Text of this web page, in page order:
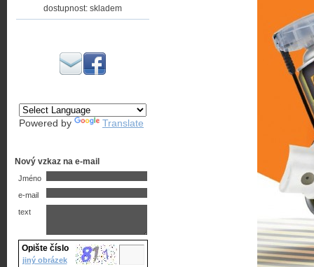
dostupnost: skladem
Powered by Translate
Nový vzkaz na e-mail
Jméno
e-mail
text
Opište číslo
jiný obrázek